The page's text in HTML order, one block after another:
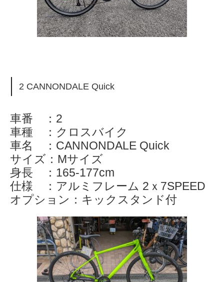
2 CANNONDALE Quick
車番 ：2
車種 ：クロスバイク
車名 ：CANNONDALE Quick
サイズ：Mサイズ
身長 ：165-177cm
仕様 ：アルミフレーム 2ｘ7SPEED
オプション：キックスタンド付